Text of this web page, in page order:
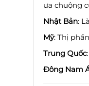
ưa chuộng
Nhật Bản:
Mỹ: Thị
Trung Quốc
Đông Nam